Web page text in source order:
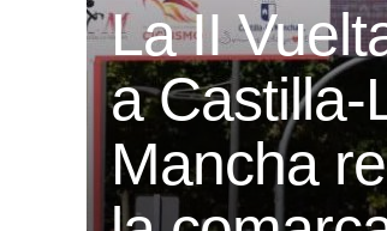
La II
a Castilla-
Mancha